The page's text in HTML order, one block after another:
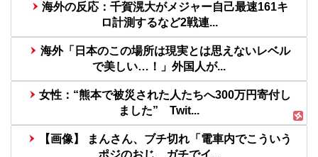
海外の反応：千賀滉大がメジャー自己最速161キ
ロ計測するなど2戦連...
海外「日本のこの場所は現実とは思えないレベル
で美しい…！」外国人が...
女性：“熊本で被災された人たちへ300万円寄付し
ました” Twit...
【画像】 まんさん、ブチ切れ「電車内でこういう